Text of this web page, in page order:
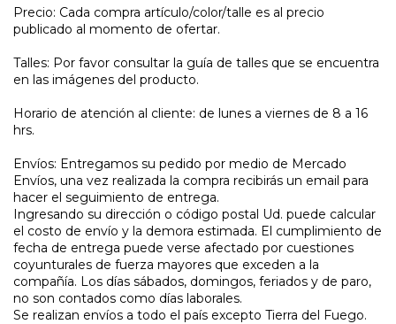
Precio: Cada compra artículo/color/talle es al precio
publicado al momento de ofertar.
Talles: Por favor consultar la guía de talles que se encuentra
en las imágenes del producto.
Horario de atención al cliente: de lunes a viernes de 8 a 16
hrs.
Envíos: Entregamos su pedido por medio de Mercado
Envíos, una vez realizada la compra recibirás un email para
hacer el seguimiento de entrega.
Ingresando su dirección o código postal Ud. puede calcular
el costo de envío y la demora estimada. El cumplimiento de
fecha de entrega puede verse afectado por cuestiones
coyunturales de fuerza mayores que exceden a la
compañía. Los días sábados, domingos, feriados y de paro,
no son contados como días laborales.
Se realizan envíos a todo el país excepto Tierra del Fuego.